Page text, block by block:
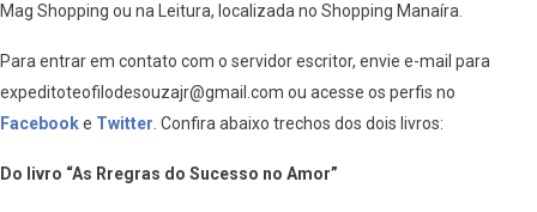
Mag Shopping ou na Leitura, localizada no Shopping Manaíra.
Para entrar em contato com o servidor escritor, envie e-mail para
expeditoteofilodesouzajr@gmail.com ou acesse os perfis no
Facebooke Twitter . Confira abaixo trechos dos dois livros:
Do livro “As Rregras do Sucesso no Amor”